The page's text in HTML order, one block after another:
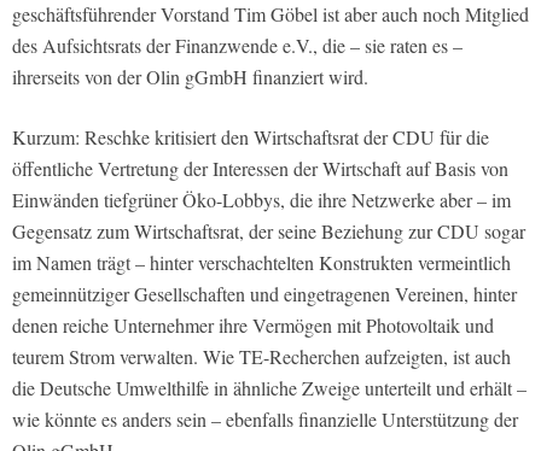
geschäftsführender Vorstand Tim Göbel ist aber auch noch Mitglied
des Aufsichtsrats der Finanzwende e.V., die – sie raten es –
ihrerseits von der Olin gGmbH finanziert wird.
Kurzum: Reschke kritisiert den Wirtschaftsrat der CDU für die
öffentliche Vertretung der Interessen der Wirtschaft auf Basis von
Einwänden tiefgrüner Öko-Lobbys, die ihre Netzwerke aber – im
Gegensatz zum Wirtschaftsrat, der seine Beziehung zur CDU sogar
im Namen trägt – hinter verschachtelten Konstrukten vermeintlich
gemeinnütziger Gesellschaften und eingetragenen Vereinen, hinter
denen reiche Unternehmer ihre Vermögen mit Photovoltaik und
teurem Strom verwalten. Wie TE-Recherchen aufzeigten, ist auch
die Deutsche Umwelthilfe in ähnliche Zweige unterteilt und erhält –
wie könnte es anders sein – ebenfalls finanzielle Unterstützung der